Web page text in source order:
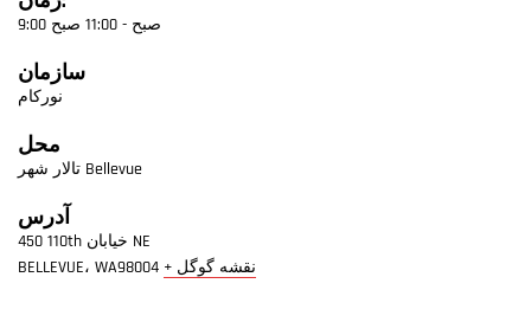
9:00 صبح - 11:00 صبح
سازمان
نورکام
محل
تالار شهر Bellevue
آدرس
450 110th خیابان NE
BELLEVUE، WA98004 + نقشه گوگل